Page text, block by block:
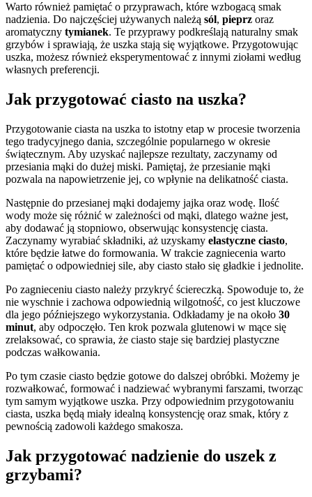
Warto również pamiętać o przyprawach, które wzbogacą smak
nadzienia. Do najczęściej używanych należą sól, pieprz oraz
aromatyczny tymianek. Te przyprawy podkreślają naturalny smak
grzybów i sprawiają, że uszka stają się wyjątkowe. Przygotowując
uszka, możesz również eksperymentować z innymi ziołami według
własnych preferencji.
Jak przygotować ciasto na uszka?
Przygotowanie ciasta na uszka to istotny etap w procesie tworzenia
tego tradycyjnego dania, szczególnie popularnego w okresie
świątecznym. Aby uzyskać najlepsze rezultaty, zaczynamy od
przesiania mąki do dużej miski. Pamiętaj, że przesianie mąki
pozwala na napowietrzenie jej, co wpłynie na delikatność ciasta.
Następnie do przesianej mąki dodajemy jajka oraz wodę. Ilość
wody może się różnić w zależności od mąki, dlatego ważne jest,
aby dodawać ją stopniowo, obserwując konsystencję ciasta.
Zaczynamy wyrabiać składniki, aż uzyskamy elastyczne ciasto,
które będzie łatwe do formowania. W trakcie zagniecenia warto
pamiętać o odpowiedniej sile, aby ciasto stało się gładkie i jednolite.
Po zagnieceniu ciasto należy przykryć ściereczką. Spowoduje to, że
nie wyschnie i zachowa odpowiednią wilgotność, co jest kluczowe
dla jego późniejszego wykorzystania. Odkładamy je na około 30
minut, aby odpoczęło. Ten krok pozwala glutenowi w mące się
zrelaksować, co sprawia, że ciasto staje się bardziej plastyczne
podczas wałkowania.
Po tym czasie ciasto będzie gotowe do dalszej obróbki. Możemy je
rozwałkować, formować i nadziewać wybranymi farszami, tworząc
tym samym wyjątkowe uszka. Przy odpowiednim przygotowaniu
ciasta, uszka będą miały idealną konsystencję oraz smak, który z
pewnością zadowoli każdego smakosza.
Jak przygotować nadzienie do uszek z
grzybami?